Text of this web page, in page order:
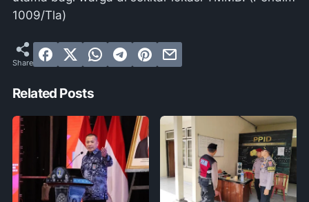
1009/Tla)
Related Posts